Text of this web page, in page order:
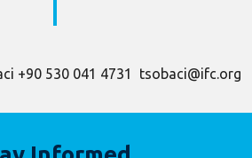
+90 530 041 4731 tsobaci@ifc.org